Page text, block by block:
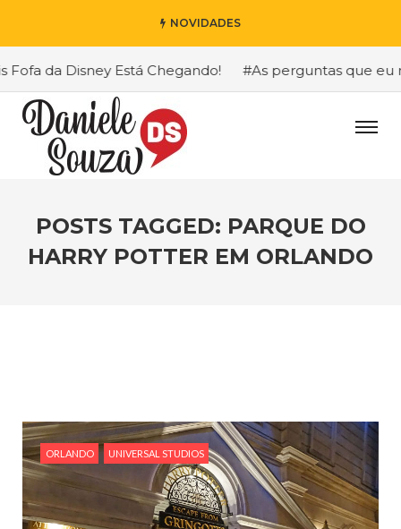
NOVIDADES
da Disney Está Chegando! #As perguntas que eu
POSTS TAGGED: PARQUE DO
HARRY POTTER EM ORLANDO
ORLANDO UNIVERSAL STUDIOS